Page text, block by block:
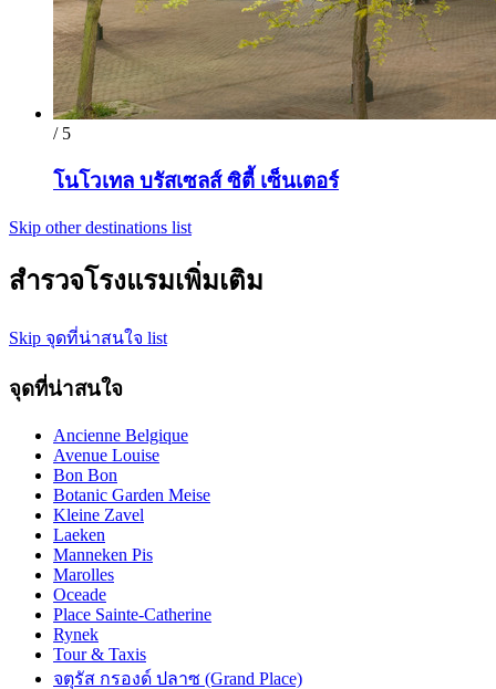
/ 5
โนโวเทล บรัสเซลส์ ซิตี้ เซ็นเตอร์
Skip other destinations list
สำรวจโรงแรมเพิ่มเติม
Skip จุดที่น่าสนใจ list
จุดที่น่าสนใจ
Ancienne Belgique
Avenue Louise
Bon Bon
Botanic Garden Meise
Kleine Zavel
Laeken
Manneken Pis
Marolles
Oceade
Place Sainte-Catherine
Rynek
Tour & Taxis
จตุรัส กรองด์ ปลาซ (Grand Place)